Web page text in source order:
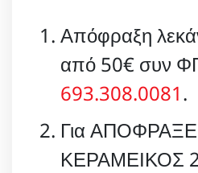
Απόφραξη
από 50€ συν
693.308.0081.
Για
ΚΕΡΑΜΕΙΚΟΣ